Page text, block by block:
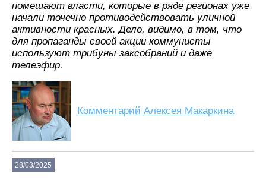
помешают власти, которые в ряде регионах уже
начали точечно противодействовать уличной
активности красных. Дело, видимо, в том, что
для пропаганды своей акции коммунисты
используют трибуны заксобраний и даже
телеэфир.
Комментарий Алексея Макаркина
28/03/2025